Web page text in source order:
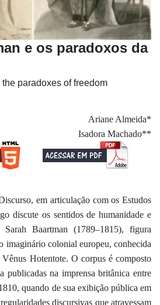
e os paradoxos da
paradoxes of freedom
Ariane Almeida*
Isadora Machado**
em articulação com os Estudos
discute os sentidos de humanidade e
Baartman (1789–1815), figura
imaginário colonial europeu, conhecida
Hotentote. O corpus é composto
publicadas na imprensa britânica entre
quando de sua exibição pública em
discursivas que atravessam